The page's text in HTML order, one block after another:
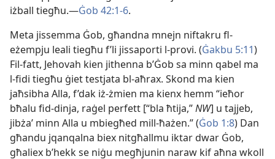
iżball tiegħu.—Ġob 42:​1-6.
Meta jissemma Ġob, għandna mnejn niftakru fl-​
eżempju leali tiegħu f’li jissaporti l-​provi. (Ġakbu 5:11)
Fil-​fatt, Jehovah kien jithenna b’Ġob sa minn qabel ma
l-​fidi tiegħu ġiet testjata bl-​aħrax. Skond ma kien
jaħsibha Alla, f’dak iż-​żmien ma kienx hemm “ieħor
bħalu fid-​dinja, raġel perfett [“bla ħtija,”NW] u tajjeb,
jibżaʼ minn Alla u mbiegħed mill-​ħażen.” (Ġob 1:8) Dan
għandu jqanqalna biex nitgħallmu iktar dwar Ġob,
għaliex b’hekk se niġu megħjunin naraw kif aħna wkoll